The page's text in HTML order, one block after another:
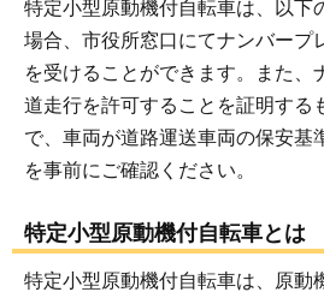
特定小型原動機付自転車は、以下
場合、市役所窓口にてナンバープ
を受けることができます。また、
道走行を許可することを証明する
で、車両が道路運送車両の保安基
を事前にご確認ください。
特定小型原動機付自転車とは
特定小型原動機付自転車は、原動